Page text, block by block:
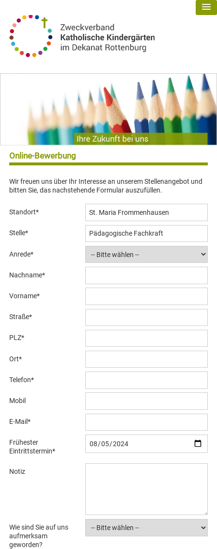
Online-Bewerbung
Wir freuen uns über Ihr Interesse an unserem Stellenangebot und
bitten Sie, das nachstehende Formular auszufüllen.
Standort*
Stelle*
Anrede*
Nachname*
Vorname*
Straße*
PLZ*
Ort*
Telefon*
Mobil
E-Mail*
Frühester
Eintrittstermin*
Notiz
Wie sind Sie auf uns
aufmerksam
geworden?